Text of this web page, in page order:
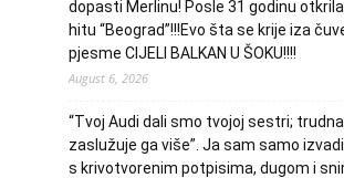
dopasti Merlinu! Posle 31 godinu
hitu “Beograd”!!!Evo šta se krije iza
pjesme CIJELI BALKAN U ŠOKU!!!!
August 6, 2026
“Tvoj Audi dali smo tvojoj sestri; trudna
zaslužuje ga više”. Ja sam samo
s krivotvorenim potpisima, dugom i